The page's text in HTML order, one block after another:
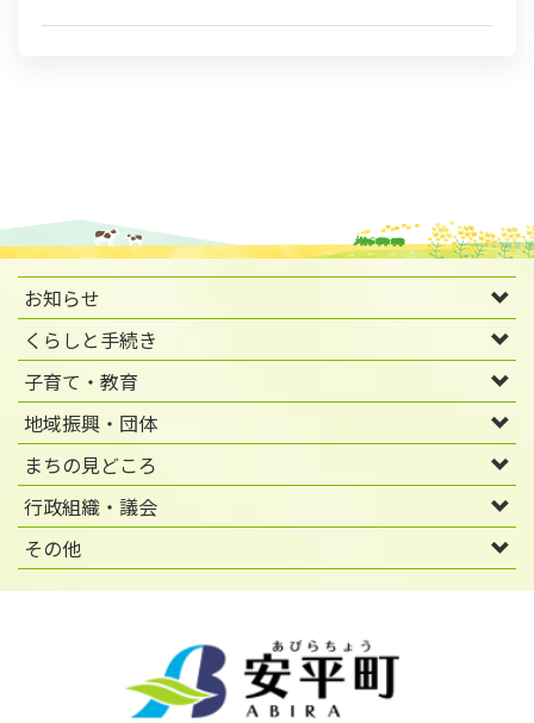
お知らせ
くらしと手続き
子育て・教育
地域振興・団体
まちの見どころ
行政組織・議会
その他